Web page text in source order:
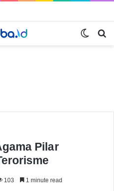
Pilar
103 1 minute read